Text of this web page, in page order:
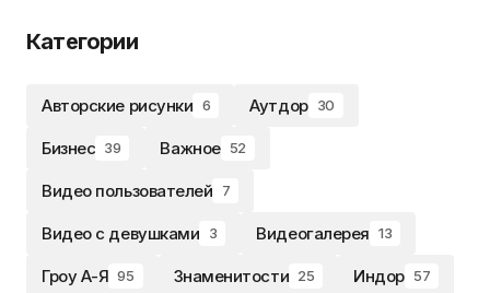
Категории
Авторские рисунки 6 Аутдор 30
Бизнес 39 Важное 52
Видео пользователей 7
Видео с девушками 3 Видеогалерея 13
Гроу А-Я 95 Знаменитости 25 Индор 57